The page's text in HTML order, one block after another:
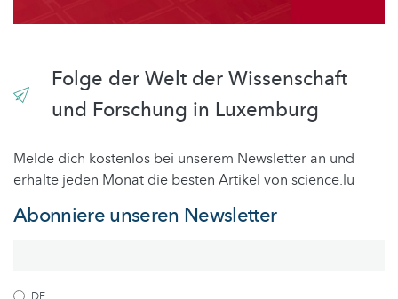
Folge der Welt der Wissenschaft
und Forschung in Luxemburg
Melde dich kostenlos bei unserem Newsletter an und
erhalte jeden Monat die besten Artikel von science.lu
Abonniere unseren Newsletter
DE